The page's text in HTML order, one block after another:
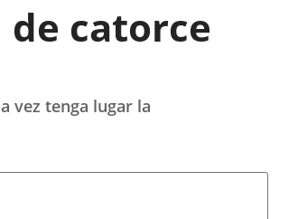
catorce
vez tenga lugar la